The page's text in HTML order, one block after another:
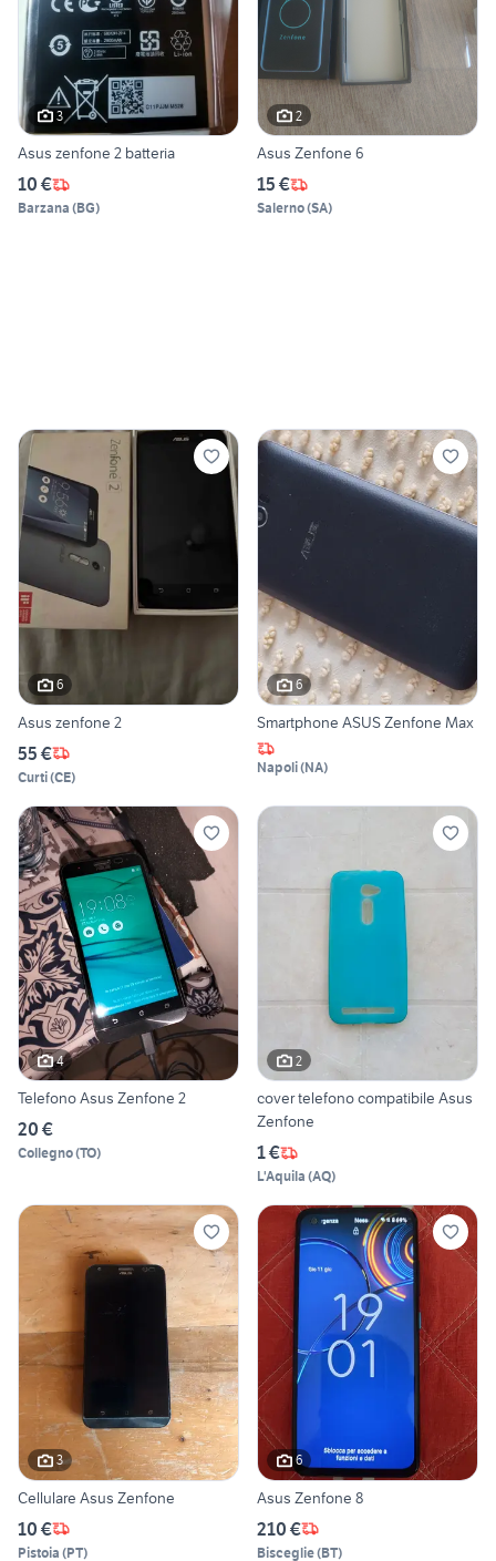
3
Asus zenfone 2 batteria
10 €
Barzana (BG)
2
Asus Zenfone 6
15 €
Salerno(SA)
6
Asus zenfone 2
55 €
Curti(CE)
6
Smartphone ASUS Zenfone Max
Napoli(NA)
4
Telefono Asus Zenfone 2
20 €
Collegno(TO)
2
cover telefono compatibile Asus
Zenfone
1 €
L'Aquila (AQ)
3
Cellulare Asus Zenfone
10 €
Pistoia (PT)
6
Asus Zenfone 8
210 €
Bisceglie(BT)